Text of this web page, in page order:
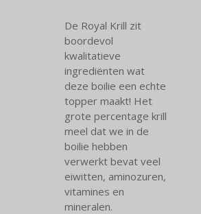
De Royal Krill zit
boordevol
kwalitatieve
ingrediënten wat
deze boilie een echte
topper maakt! Het
grote percentage krill
meel dat we in de
boilie hebben
verwerkt bevat veel
eiwitten, aminozuren,
vitamines en
mineralen.